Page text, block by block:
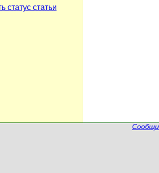
статус статьи